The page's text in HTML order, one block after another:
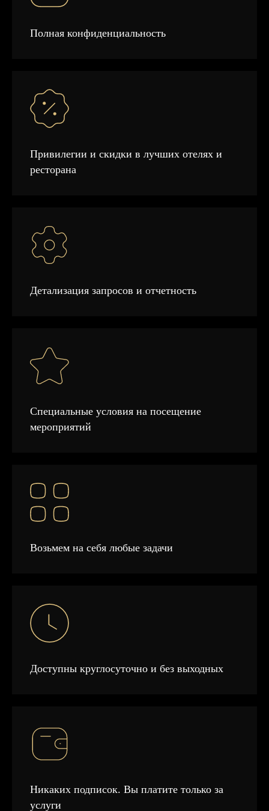
Полная конфиденциальность
Привилегии и скидки в лучших отелях и
ресторана
Детализация запросов и отчетность
Специальные условия на посещение
мероприятий
Возьмем на себя любые задачи
Доступны круглосуточно и без выходных
Никаких подписок. Вы платите только за
услуги